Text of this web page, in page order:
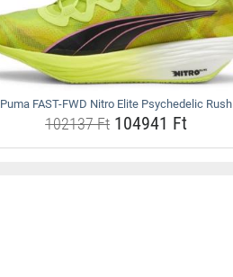
Puma FAST-FWD Nitro Elite Psychedelic Rush
102137 Ft 104941 Ft